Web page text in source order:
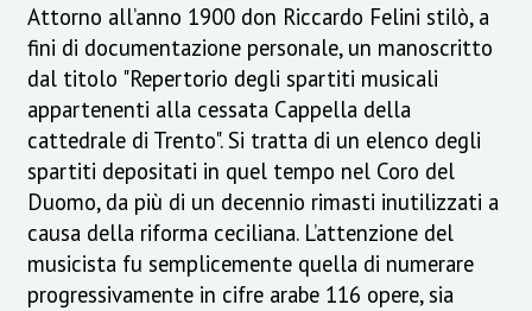
Attorno all’anno 1900 don Riccardo Felini stilò, a
fini di documentazione personale, un manoscritto
dal titolo "Repertorio degli spartiti musicali
appartenenti alla cessata Cappella della
cattedrale di Trento". Si tratta di un elenco degli
spartiti depositati in quel tempo nel Coro del
Duomo, da più di un decennio rimasti inutilizzati a
causa della riforma ceciliana. L’attenzione del
musicista fu semplicemente quella di numerare
progressivamente in cifre arabe 116 opere, sia